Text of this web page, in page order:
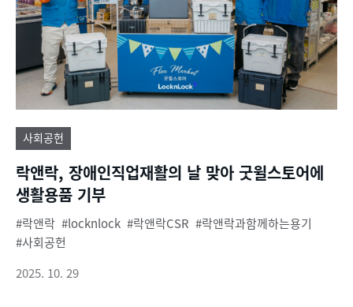
사회공헌
락앤락, 장애인직업재활의 날 맞아 굿윌스토어에
생활용품 기부
락앤락 locknlock 락앤락CSR
락앤락과함께하는용기
사회공헌
2025. 10. 29